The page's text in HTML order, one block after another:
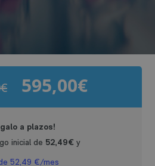
€
era:
2.380,00€.
595,00€El